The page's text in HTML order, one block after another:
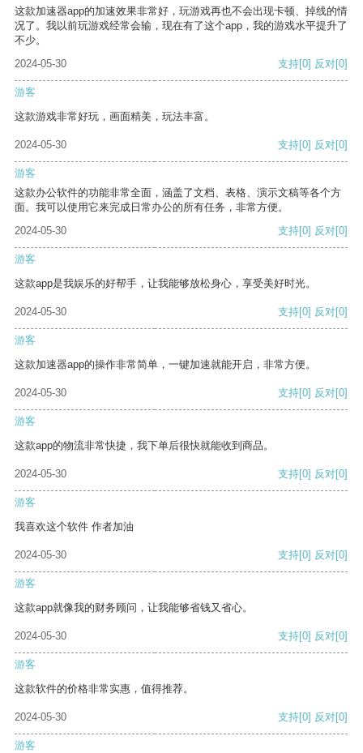
这款加速器app的加速效果非常好，玩游戏再也不会出现卡顿、掉线的情
况了。我以前玩游戏经常会输，现在有了这个app，我的游戏水平提升了
不少。
2024-05-30
支持[0] 反对[0]
游客
这款游戏非常好玩，画面精美，玩法丰富。
2024-05-30 支持[0] 反对[0]
游客
这款办公软件的功能非常全面，涵盖了文档、表格、演示文稿等各个方
面。我可以使用它来完成日常办公的所有任务，非常方便。
2024-05-30
支持[0] 反对[0]
游客
这款app是我娱乐的好帮手，让我能够放松身心，享受美好时光。
2024-05-30 支持[0] 反对[0]
游客
这款加速器app的操作非常简单，一键加速就能开启，非常方便。
2024-05-30 支持[0] 反对[0]
游客
这款app的物流非常快捷，我下单后很快就能收到商品。
2024-05-30 支持[0] 反对[0]
游客
我喜欢这个软件 作者加油
2024-05-30 支持[0] 反对[0]
游客
这款app就像我的财务顾问，让我能够省钱又省心。
2024-05-30 支持[0] 反对[0]
游客
这款软件的价格非常实惠，值得推荐。
2024-05-30 支持[0] 反对[0]
游客